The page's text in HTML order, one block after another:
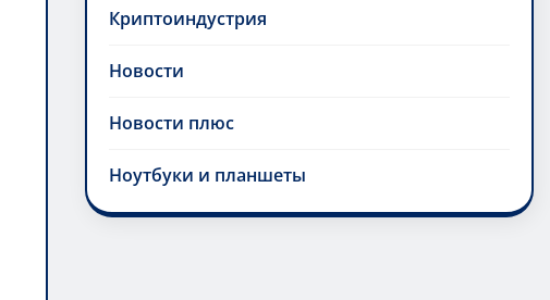
Криптоиндустрия
Новости
Новости плюс
Ноутбуки и планшеты